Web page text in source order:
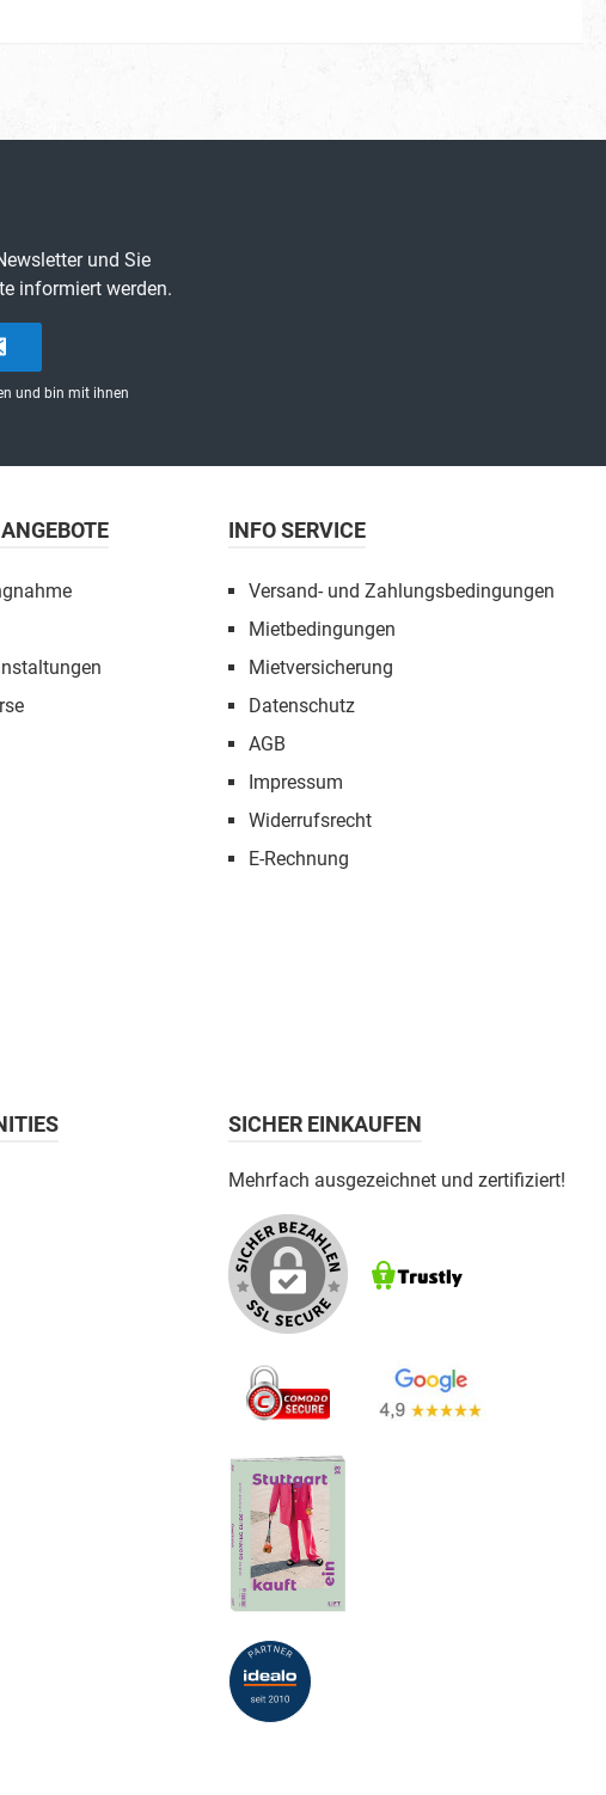
und Sie
informiert werden.
und bin mit ihnen
INFO SERVICE
Versand- und Zahlungsbedingungen
Mietbedingungen
Mietversicherung
Datenschutz
AGB
Impressum
Widerrufsrecht
E-Rechnung
SICHER EINKAUFEN
Mehrfach ausgezeichnet und zertifiziert!